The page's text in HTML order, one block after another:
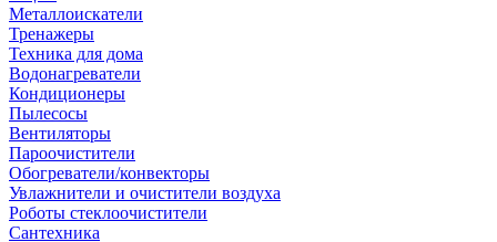
Металлоискатели
Тренажеры
Техника для дома
Водонагреватели
Кондиционеры
Пылесосы
Вентиляторы
Пароочистители
Обогреватели/конвекторы
Увлажнители и очистители воздуха
Роботы стеклоочистители
Сантехника